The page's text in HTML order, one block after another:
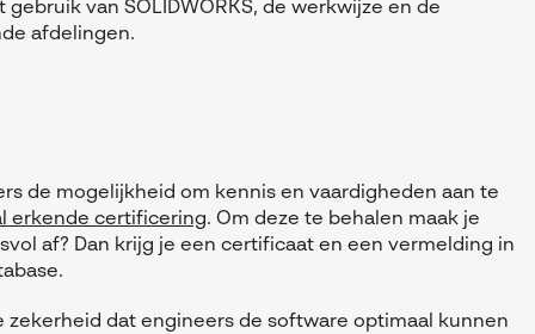
van SOLIDWORKS, de werkwijze en de
afdelingen.
de mogelijkheid om kennis en vaardigheden aan te
erkende certificering. Om deze te behalen maak je
af? Dan krijg je een certificaat en een vermelding in
dat engineers de software optimaal kunnen